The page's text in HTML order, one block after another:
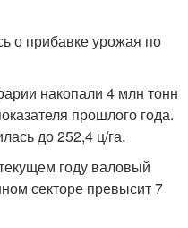
о прибавке урожая по
накопали 4 млн тонн
прошлого года.
до 252,4 ц/га.
году валовый
секторе превысит 7